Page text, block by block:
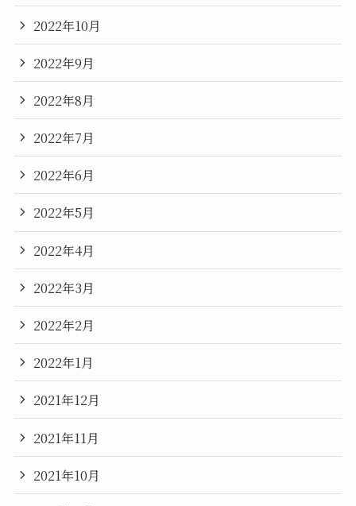
2022年10月
2022年9月
2022年8月
2022年7月
2022年6月
2022年5月
2022年4月
2022年3月
2022年2月
2022年1月
2021年12月
2021年11月
2021年10月